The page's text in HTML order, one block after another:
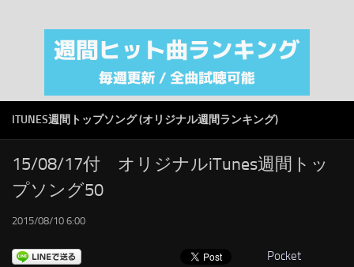
注目カテゴリ
オリジナルiTunes週間トップソング
RSS
LINKS
ITUNES週間トップソング (オリジナル週間ランキング)
15/08/17付 オリジナルiTunes週間トッ
プソング50
2015/08/10 6:00
Pocket